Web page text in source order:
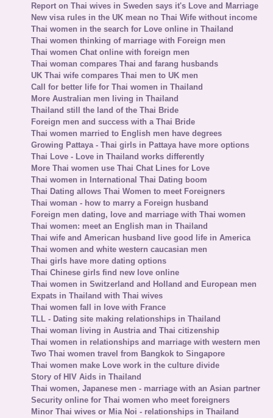
Report on Thai wives in Sweden says it's Love and Marriage
New visa rules in the UK mean no Thai Wife without income
Thai women in the search for Love online in Thailand
Thai women thinking of marriage with Foreign men
Thai women Chat online with foreign men
Thai woman compares Thai and farang husbands
UK Thai wife compares Thai men to UK men
Call for better life for Thai women in Thailand
More Australian men living in Thailand
Thailand still the land of the Thai Bride
Foreign men and success with a Thai Bride
Thai women married to English men have degrees
Growing Pattaya - Thai girls in Pattaya have more options
Thai Love - Love in Thailand works differently
More Thai women use Thai Chat Lines for Love
Thai women in International Thai Dating boom
Thai Dating allows Thai Women to meet Foreigners
Thai woman - how to marry a Foreign husband
Foreign men dating, love and marriage with Thai women
Thai women: meet an English man in Thailand
Thai wife and American husband live good life in America
Thai women and white western caucasian men
Thai girls have more dating options
Thai Chinese girls find new love online
Thai women in Switzerland and Holland and European men
Expats in Thailand with Thai wives
Thai women fall in love with France
TLL - Dating site making relationships in Thailand
Thai woman living in Austria and Thai citizenship
Thai women in relationships and marriage with western men
Two Thai women travel from Bangkok to Singapore
Thai women make Love work in the culture divide
Story of HIV Aids in Thailand
Thai women, Japanese men - marriage with an Asian partner
Security online for Thai women who meet foreigners
Minor Thai wives or Mia Noi - relationships in Thailand